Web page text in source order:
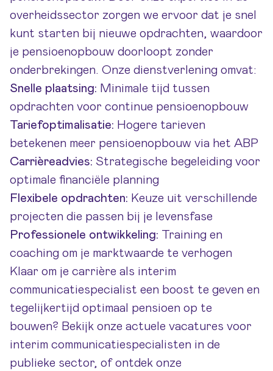
overheidssector zorgen we ervoor dat je snel
kunt starten bij nieuwe opdrachten, waardoor
je pensioenopbouw doorloopt zonder
onderbrekingen. Onze dienstverlening omvat:
Snelle plaatsing: Minimale tijd tussen
opdrachten voor continue pensioenopbouw
Tariefoptimalisatie: Hogere tarieven
betekenen meer pensioenopbouw via het ABP
Carrièreadvies: Strategische begeleiding voor
optimale financiële planning
Flexibele opdrachten: Keuze uit verschillende
projecten die passen bij je levensfase
Professionele ontwikkeling: Training en
coaching om je marktwaarde te verhogen
Klaar om je carrière als interim
communicatiespecialist een boost te geven en
tegelijkertijd optimaal pensioen op te
bouwen? Bekijk onze actuele vacatures voor
interim communicatiespecialisten in de
publieke sector, of ontdek onze